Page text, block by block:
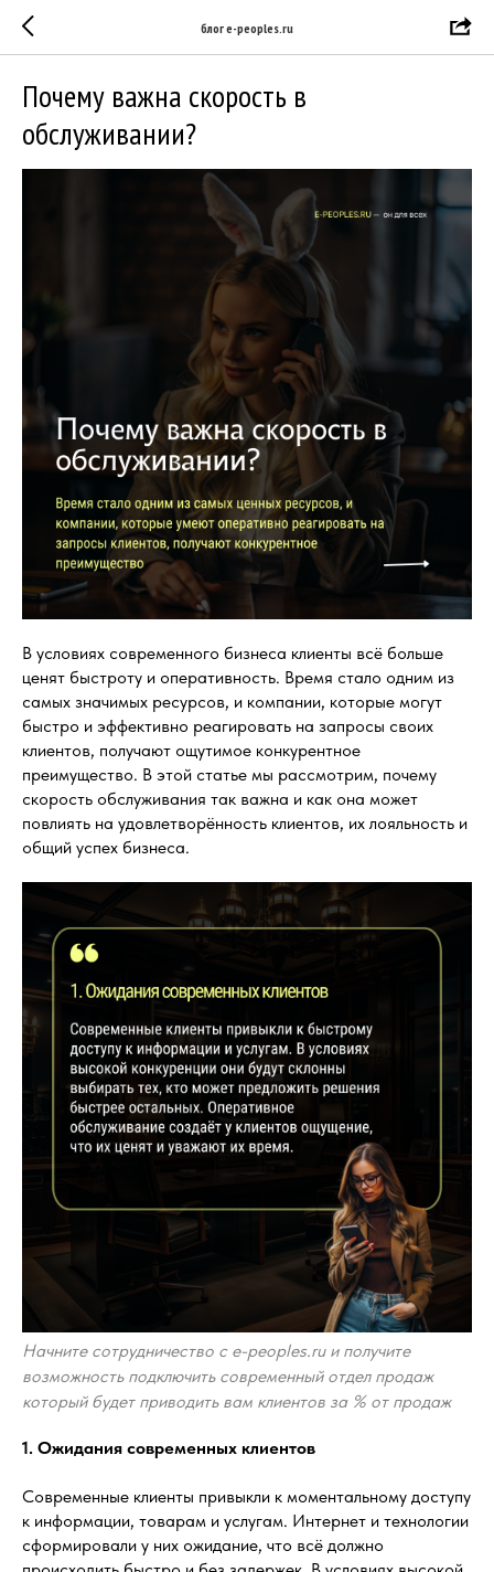
блог e-peoples.ru
Почему важна скорость в
обслуживании?
В условиях современного бизнеса клиенты всё больше
ценят быстроту и оперативность. Время стало одним из
самых значимых ресурсов, и компании, которые могут
быстро и эффективно реагировать на запросы своих
клиентов, получают ощутимое конкурентное
преимущество. В этой статье мы рассмотрим, почему
скорость обслуживания так важна и как она может
повлиять на удовлетворённость клиентов, их лояльность и
общий успех бизнеса.
Начните сотрудничество с e-peoples.ru и получите
возможность подключить современный отдел продаж
который будет приводить вам клиентов за % от продаж
1. Ожидания современных клиентов
Современные клиенты привыкли к моментальному доступу
к информации, товарам и услугам. Интернет и технологии
сформировали у них ожидание, что всё должно